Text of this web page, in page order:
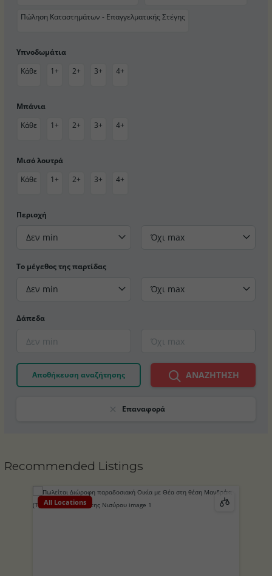
Πώληση Καταστημάτων - Επαγγελματικής Στέγης
Υπνοδωμάτια
Κάθε
1+ 2+ 3+ 4+
Μπάνια
Κάθε
1+ 2+ 3+ 4+
Μισό λουτρά
Κάθε
1+ 2+ 3+ 4+
Περιοχή
Δεν min Όχι max
Το μέγεθος της παρτίδας
Δεν min Όχι max
Δάπεδα
Αποθήκευση αναζήτησης ΑΝΑΖΉΤΗΣΗ
Επαναφορά
Recommended Listings
All Locations